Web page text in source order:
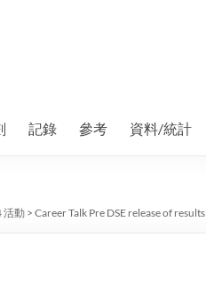
記錄 參考 資料/統計
活動> Career Talk Pre DSE release of results